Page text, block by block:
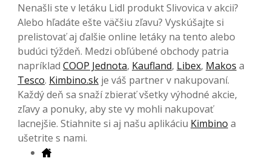
Nenašli ste v letáku Lidl produkt Slivovica v akcii?
Alebo hľadáte ešte väčšiu zľavu? Vyskúšajte si
prelistovať aj ďalšie online letáky na tento alebo
budúci týždeň. Medzi obľúbené obchody patria
napríklad COOP Jednota, Kaufland, Libex, Makos a
Tesco. Kimbino.sk je váš partner v nakupovaní.
Každý deň sa snaží zbierať všetky výhodné akcie,
zľavy a ponuky, aby ste vy mohli nakupovať
lacnejšie. Stiahnite si aj našu aplikáciu Kimbino a
ušetrite s nami.